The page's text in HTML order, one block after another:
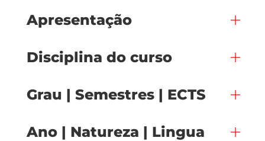
Apresentação
Disciplina do curso
Grau | Semestres | ECTS
Ano | Natureza | Lingua